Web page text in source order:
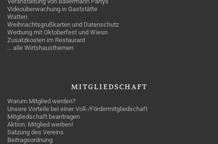
Videoüberwachung in Gaststätte
Watten
Weihnachtsgrußkarten und Datenschutz
Werbung mit Oktoberfest und Wiesn
Zusatzkosten im Restaurant
… alle Wirtshausthemen
MITGLIEDSCHAFT
Warum Mitglied werden?
Unsere Vorteile bei einer Voll-/Fördermitgliedschaft
Mitgliedschaft beantragen
Aktion: Mitglied werben!
Satzung des Vereins
Beitragsordnung